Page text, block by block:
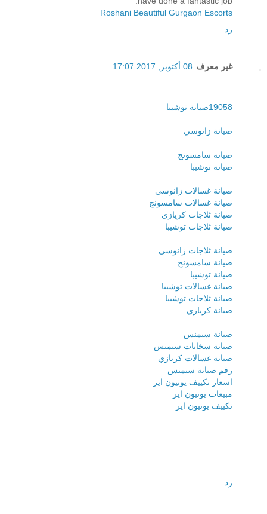
Roshani Beautiful Gurgaon Escorts
رد
غير معرف 08 أكتوبر, 2017 17:07
19058صيانة توشيبا
صيانة زانوسي
صيانة سامسونج
صيانة توشيبا
صيانة غسالات زانوسي
صيانة غسالات سامسونج
صيانة ثلاجات كريازي
صيانة ثلاجات توشيبا
صيانة ثلاجات زانوسي
صيانة سامسونج
صيانة توشيبا
صيانة غسالات توشيبا
صيانة ثلاجات توشيبا
صيانة كريازي
صيانة سيمنس
صيانة سخانات سيمنس
صيانة غسالات كريازي
رقم صيانة سيمنس
اسعار تكييف يونيون اير
مبيعات يونيون اير
تكييف يونيون اير
رد